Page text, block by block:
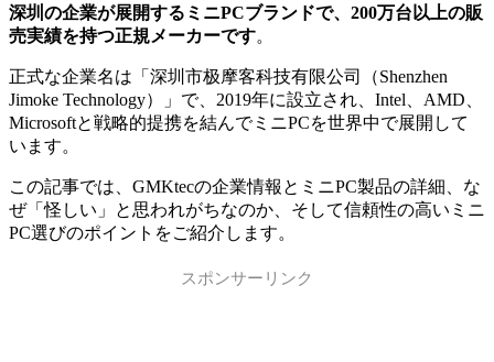
深圳の企業が展開するミニPCブランドで、200万台以上の販
売実績を持つ正規メーカーです。
正式な企業名は「深圳市极摩客科技有限公司（Shenzhen
Jimoke Technology）」で、2019年に設立され、Intel、AMD、
Microsoftと戦略的提携を結んでミニPCを世界中で展開して
います。
この記事では、GMKtecの企業情報とミニPC製品の詳細、な
ぜ「怪しい」と思われがちなのか、そして信頼性の高いミニ
PC選びのポイントをご紹介します。
スポンサーリンク